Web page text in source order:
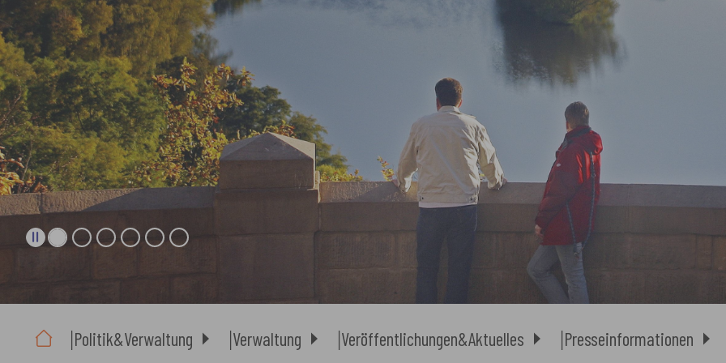
Politik&Verwaltung Verwaltung Veröffentlichungen&Aktuelles Presseinformationen